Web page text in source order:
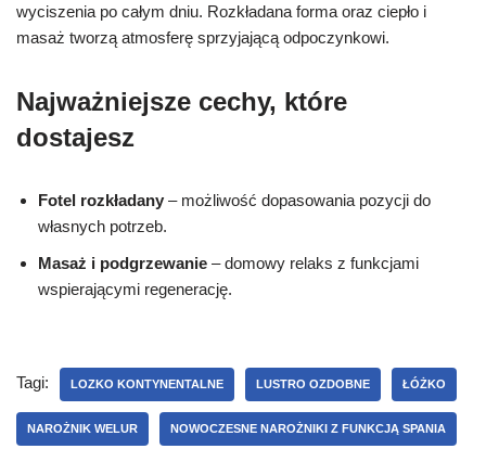
wyciszenia po całym dniu. Rozkładana forma oraz ciepło i
masaż tworzą atmosferę sprzyjającą odpoczynkowi.
Najważniejsze cechy, które
dostajesz
Fotel rozkładany – możliwość dopasowania pozycji do
własnych potrzeb.
Masaż i podgrzewanie – domowy relaks z funkcjami
wspierającymi regenerację.
Tagi: LOZKO KONTYNENTALNE LUSTRO OZDOBNE ŁÓŻKO
NAROŻNIK WELUR NOWOCZESNE NAROŻNIKI Z FUNKCJĄ SPANIA